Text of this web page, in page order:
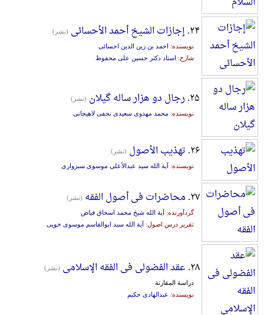
۲۴. إجازات الشیخ أحمد الأحسائی (نشر)
نویسنده: احمد بن زین الدین احسائی
شارح: استاد دکتر حسین علی محفوظ
۲۵. رجال دو هزار ساله گیلان (نشر)
نویسنده: محمد مهدوی سعیدی نجفی لاهیجانی
۲۶. تهذیب الأصول (نشر)
نویسنده: آیة الله سید عبدالأعلی موسوی سبزواری
۲۷. محاضرات فی أصول الفقه (نشر)
گردآورنده: آیة الله شیخ محمد اسحاق فیاض
تقریر درس اصول: آیة الله سید ابوالقاسم موسوی خویی
۲۸. عقد الفضولی فی الفقه الإسلامی (نشر)
دراسة المقارنة
نویسنده: عبدالهادی حکیم